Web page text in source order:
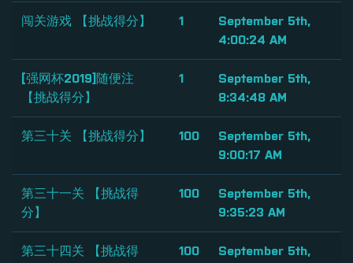
闯关游戏 【挑战得分】 1
September 5th,
4:00:24 AM
[强网杯2019]随便注
【挑战得分】
1
September 5th,
8:34:48 AM
第三十关 【挑战得分】 100
September 5th,
9:00:17 AM
第三十一关 【挑战得
分】
100
September 5th,
9:35:23 AM
第三十四关 【挑战得 100 September 5th,